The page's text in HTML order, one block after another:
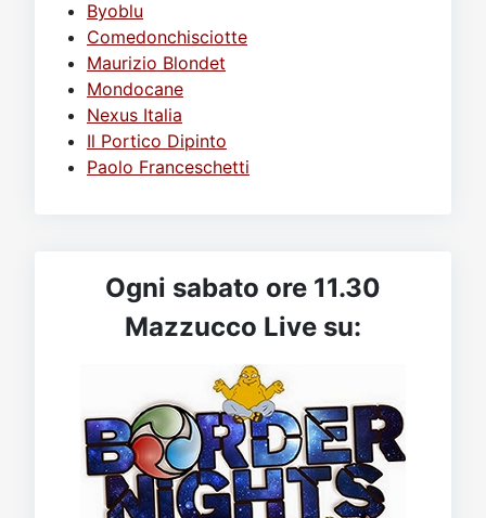
Byoblu
Comedonchisciotte
Maurizio Blondet
Mondocane
Nexus Italia
Il Portico Dipinto
Paolo Franceschetti
Ogni sabato ore 11.30
Mazzucco Live su: